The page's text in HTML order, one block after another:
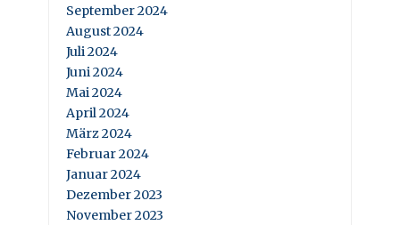
September 2024
August 2024
Juli 2024
Juni 2024
Mai 2024
April 2024
März 2024
Februar 2024
Januar 2024
Dezember 2023
November 2023